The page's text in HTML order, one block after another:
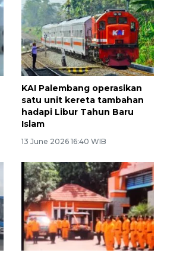
KAI Palembang operasikan
satu unit kereta tambahan
hadapi Libur Tahun Baru
Islam
13 June 2026 16:40 WIB